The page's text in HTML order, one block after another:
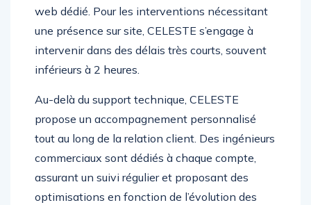
web dédié. Pour les interventions nécessitant
une présence sur site, CELESTE s’engage à
intervenir dans des délais très courts, souvent
inférieurs à 2 heures.
Au-delà du support technique, CELESTE
propose un accompagnement personnalisé
tout au long de la relation client. Des ingénieurs
commerciaux sont dédiés à chaque compte,
assurant un suivi régulier et proposant des
optimisations en fonction de l’évolution des